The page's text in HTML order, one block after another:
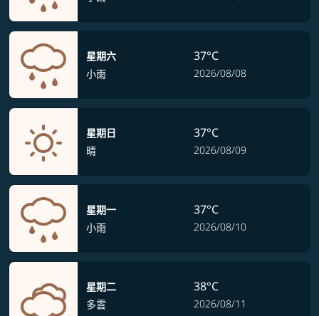
星期六
小雨
37°C
2026/08/08
星期日
晴
37°C
2026/08/09
星期一
小雨
37°C
2026/08/10
星期二
多雲
38°C
2026/08/11